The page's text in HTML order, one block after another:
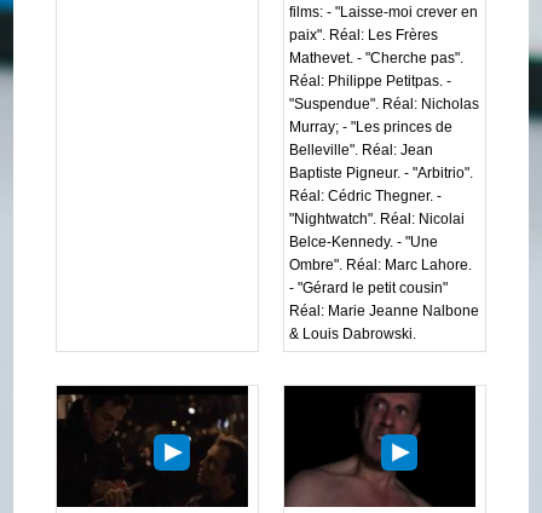
films: - "Laisse-moi crever en
paix". Réal: Les Frères
Mathevet. - "Cherche pas".
Réal: Philippe Petitpas. -
"Suspendue". Réal: Nicholas
Murray; - "Les princes de
Belleville". Réal: Jean
Baptiste Pigneur. - "Arbitrio".
Réal: Cédric Thegner. -
"Nightwatch". Réal: Nicolai
Belce-Kennedy. - "Une
Ombre". Réal: Marc Lahore.
- "Gérard le petit cousin"
Réal: Marie Jeanne Nalbone
& Louis Dabrowski.